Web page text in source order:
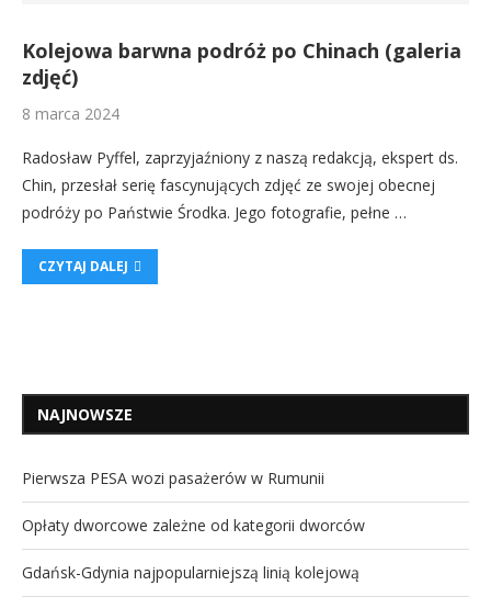
Kolejowa barwna podróż po Chinach (galeria
zdjęć)
8 marca 2024
Radosław Pyffel, zaprzyjaźniony z naszą redakcją, ekspert ds.
Chin, przesłał serię fascynujących zdjęć ze swojej obecnej
podróży po Państwie Środka. Jego fotografie, pełne …
CZYTAJ DALEJ
NAJNOWSZE
Pierwsza PESA wozi pasażerów w Rumunii
Opłaty dworcowe zależne od kategorii dworców
Gdańsk-Gdynia najpopularniejszą linią kolejową